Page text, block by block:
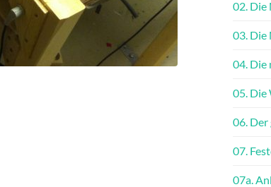
02. Die
03.
04. Die
05. Die
06.
07.
07a.